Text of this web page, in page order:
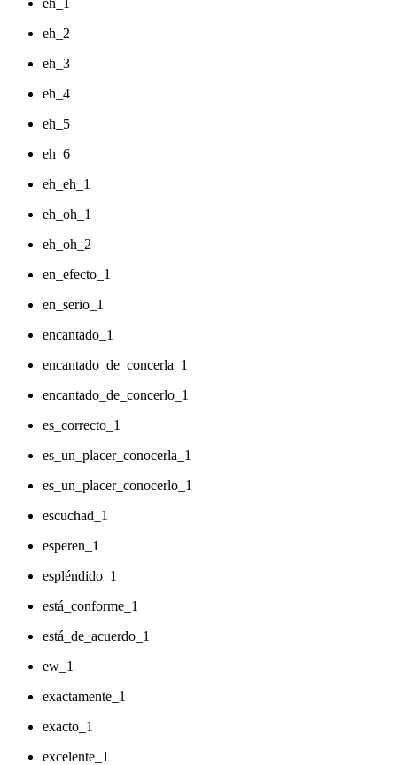
eh_2
eh_3
eh_4
eh_5
eh_6
eh_eh_1
eh_oh_1
eh_oh_2
en_efecto_1
en_serio_1
encantado_1
encantado_de_concerla_1
encantado_de_concerlo_1
es_correcto_1
es_un_placer_conocerla_1
es_un_placer_conocerlo_1
escuchad_1
esperen_1
espléndido_1
está_conforme_1
está_de_acuerdo_1
ew_1
exactamente_1
exacto_1
excelente_1